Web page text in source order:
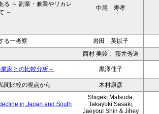
る ～ 副業・兼業やリカレ
～
中尾 寿孝
る一考察
岩田 英以子
西村 美鈴 、藤井秀道
家との比較分析－ 黒澤佳子
間比較の視点から
木村康彦
in Japan and South
Shigeki Matsuda,
Takayuki Sasaki,
Jaeyoul Shin & Jihey